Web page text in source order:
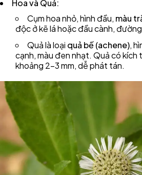
Hoa và Quả:
Cụm hoa nhỏ, hình đầu, màu
độc ở kẽ lá hoặc đầu cành,
Quả là loại quả bế (achene),
cạnh, màu đen nhạt. Quả có kích
khoảng 2-3 mm, dễ phát tán.